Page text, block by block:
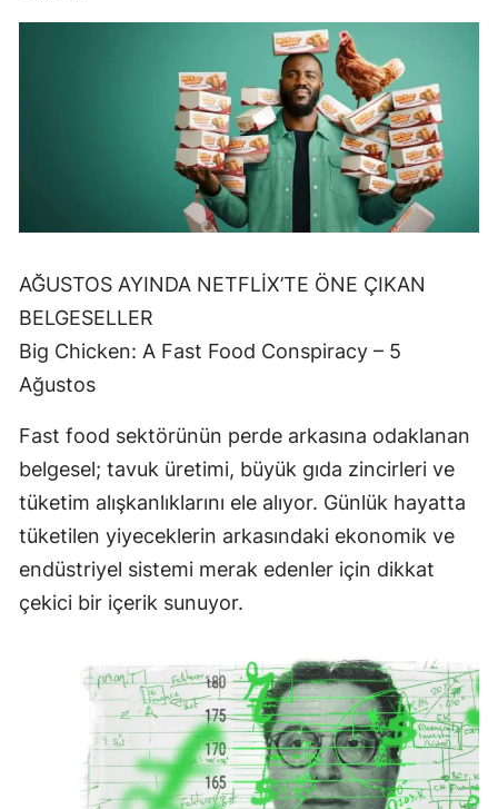
AĞUSTOS AYINDA NETFLİX’TE ÖNE ÇIKAN
BELGESELLER
Big Chicken: A Fast Food Conspiracy – 5
Ağustos
Fast food sektörünün perde arkasına odaklanan
belgesel; tavuk üretimi, büyük gıda zincirleri ve
tüketim alışkanlıklarını ele alıyor. Günlük hayatta
tüketilen yiyeceklerin arkasındaki ekonomik ve
endüstriyel sistemi merak edenler için dikkat
çekici bir içerik sunuyor.